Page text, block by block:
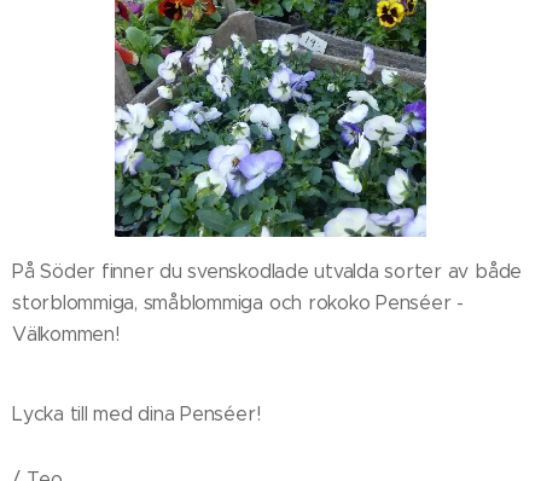
På Söder finner du svenskodlade utvalda sorter av både
storblommiga, småblommiga och rokoko Penséer -
Välkommen!
Lycka till med dina Penséer!